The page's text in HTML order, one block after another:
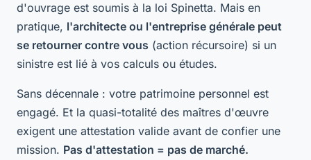
d'ouvrage est soumis à la loi Spinetta. Mais en
pratique, l'architecte ou l'entreprise générale peut
se retourner contre vous (action récursoire) si un
sinistre est lié à vos calculs ou études.
Sans décennale : votre patrimoine personnel est
engagé. Et la quasi-totalité des maîtres d'œuvre
exigent une attestation valide avant de confier une
mission. Pas d'attestation = pas de marché.